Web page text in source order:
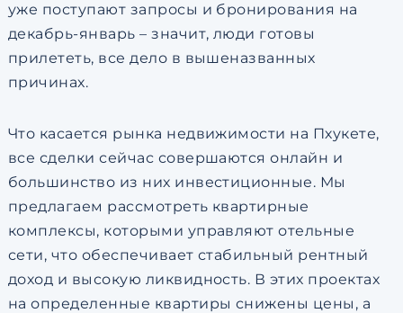
уже поступают запросы и бронирования на
декабрь-январь – значит, люди готовы
прилететь, все дело в вышеназванных
причинах.
Что касается рынка недвижимости на Пхукете,
все сделки сейчас совершаются онлайн и
большинство из них инвестиционные. Мы
предлагаем рассмотреть квартирные
комплексы, которыми управляют отельные
сети, что обеспечивает стабильный рентный
доход и высокую ликвидность. В этих проектах
на определенные квартиры снижены цены, а